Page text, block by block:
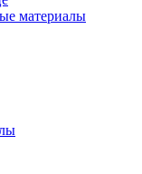
материалы